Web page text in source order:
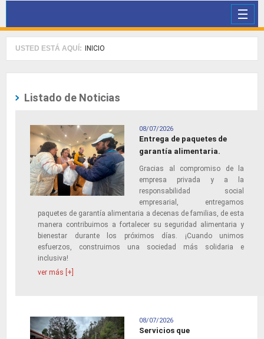
USTED ESTÁ AQUÍ: INICIO
Listado de Noticias
08/07/2026
Entrega de paquetes de
garantía alimentaria.
Gracias al compromiso de la
empresa privada y a la
responsabilidad social
empresarial, entregamos
paquetes de garantía alimentaria a decenas de familias, de esta
manera contribuimos a fortalecer su seguridad alimentaria y
bienestar durante los próximos días. ¡Cuando unimos
esfuerzos, construimos una sociedad más solidaria e
inclusiva!
ver más [+]
08/07/2026
Servicios que